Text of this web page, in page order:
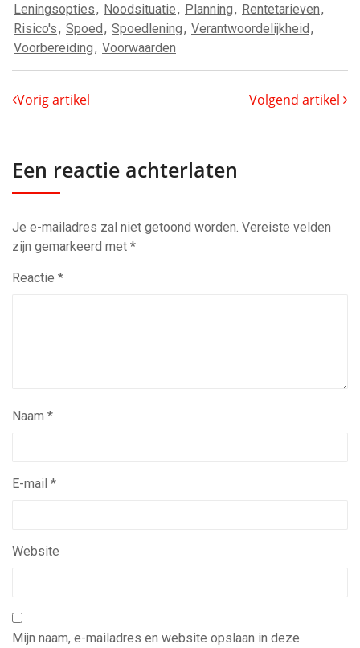
Leningsopties, Noodsituatie, Planning, Rentetarieven,
Risico's, Spoed, Spoedlening, Verantwoordelijkheid,
Voorbereiding, Voorwaarden
Vorig artikel Volgend artikel
Een reactie achterlaten
Je e-mailadres zal niet getoond worden. Vereiste velden
zijn gemarkeerd met *
Reactie *
Naam *
E-mail *
Website
Mijn naam, e-mailadres en website opslaan in deze